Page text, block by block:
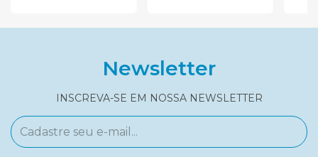
Newsletter
INSCREVA-SE EM NOSSA NEWSLETTER